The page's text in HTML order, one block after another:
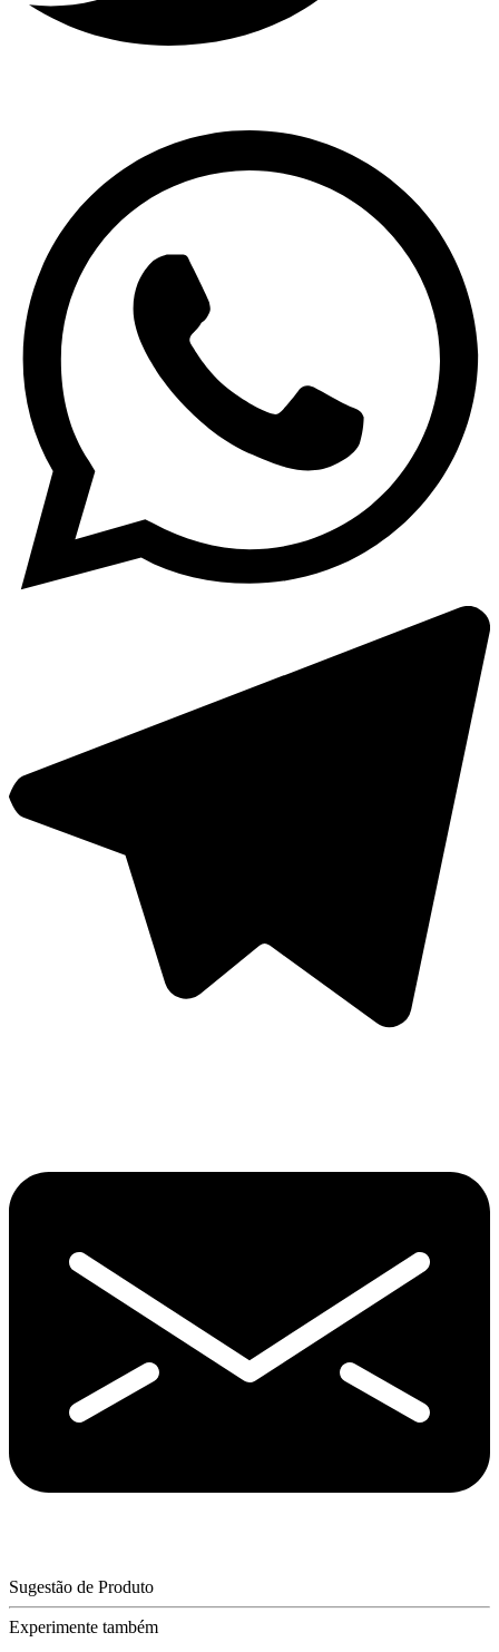
Sugestão de Produto
Experimente também